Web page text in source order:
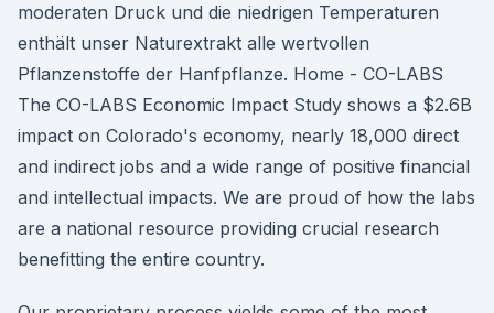
moderaten Druck und die niedrigen Temperaturen
enthält unser Naturextrakt alle wertvollen
Pflanzenstoffe der Hanfpflanze. Home - CO-LABS
The CO-LABS Economic Impact Study shows a $2.6B
impact on Colorado's economy, nearly 18,000 direct
and indirect jobs and a wide range of positive financial
and intellectual impacts. We are proud of how the labs
are a national resource providing crucial research
benefitting the entire country.